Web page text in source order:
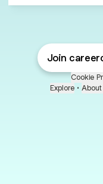
Join
Cookie
Explore •